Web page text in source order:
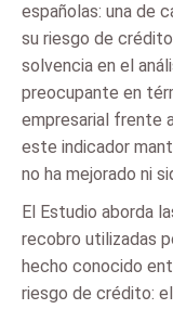
españolas: una de
su riesgo de
solvencia en el
preocupante en
empresarial frente
este indicador
no ha mejorado ni
El Estudio aborda
recobro utilizadas
hecho conocido
riesgo de crédito: